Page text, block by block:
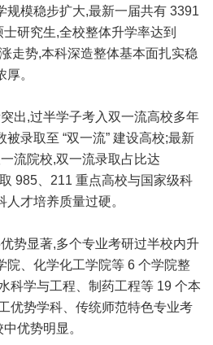
规模稳步扩大,最新一届共有 3391
研究生,全校整体升学率达到
走势,本科深造整体基本面扎实稳
。
过半学子考入双一流高校多年
录取至 “双一流” 建设高校;最新
流院校,双一流录取占比达
985、211 重点高校与国家级科
才培养质量过硬。
著,多个专业考研过半校内升
院、化学化工学院等 6 个学院整
科学与工程、制药工程等 19 个本
优势学科、传统师范特色专业考
优势明显。